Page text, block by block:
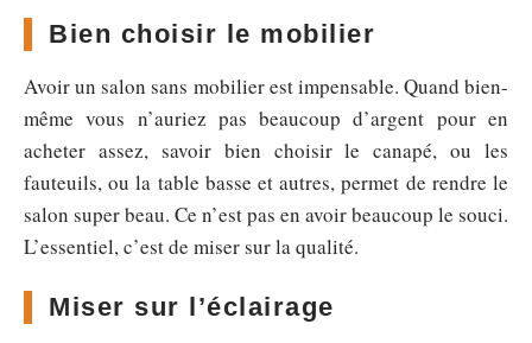
Bien choisir le mobilier
Avoir un salon sans mobilier est impensable. Quand bien-
même vous n’auriez pas beaucoup d’argent pour en
acheter assez, savoir bien choisir le canapé, ou les
fauteuils, ou la table basse et autres, permet de rendre le
salon super beau. Ce n’est pas en avoir beaucoup le souci.
L’essentiel, c’est de miser sur la qualité.
Miser sur l’éclairage